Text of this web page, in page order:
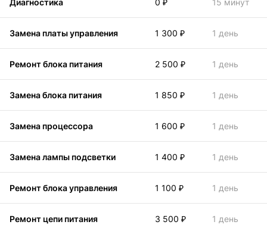
Диагностика 0 ₽ 15 минут
Замена платы управления 1 300 ₽ 1 день
Ремонт блока питания 2 500 ₽ 1 день
Замена блока питания 1 850 ₽ 1 день
Замена процессора 1 600 ₽ 1 день
Замена лампы подсветки 1 400 ₽ 1 день
Ремонт блока управления 1 100 ₽ 1 день
Ремонт цепи питания 3 500 ₽ 1 день